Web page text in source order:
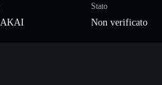
Stato
Non verificato